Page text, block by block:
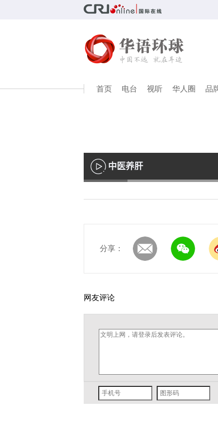
首页 电台 视听 华人圈 品
播
放
中医养肝
Loaded:
分享：
网友评论